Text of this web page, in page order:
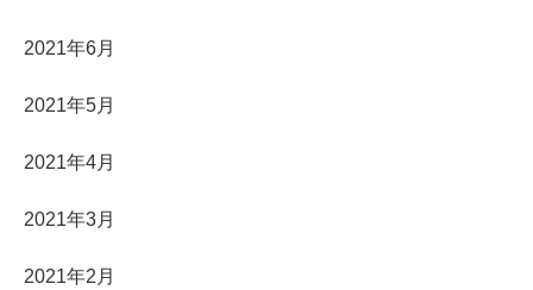
2021年6月
2021年5月
2021年4月
2021年3月
2021年2月